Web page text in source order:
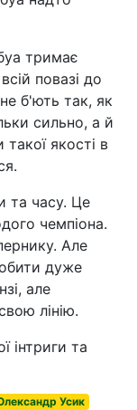
тримає
повазі до
б'ють так, як
сильно, а й
якості в
та часу. Це
чемпіона.
Але
дуже
але
лінію.
інтриги та
Усик